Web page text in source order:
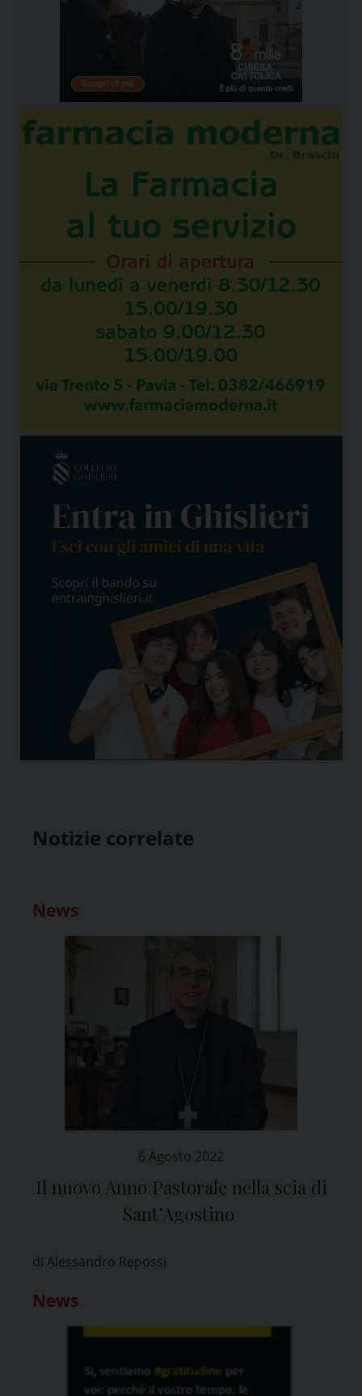
Notizie correlate
News
6 Agosto 2022
Il nuovo Anno Pastorale nella scia di
Sant’Agostino
di Alessandro Repossi
News